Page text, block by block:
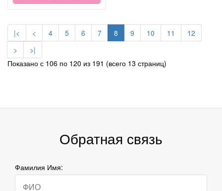
|< < 4 5 6 7 8 9 10 11
12
>
>|
Показано с 106 по 120 из 191 (всего 13 страниц)
Обратная связь
Фамилия Имя: